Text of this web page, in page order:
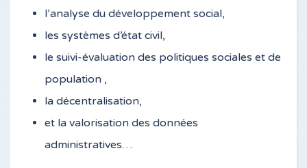
l’analyse du développement social,
les systèmes d’état civil,
le suivi-évaluation des politiques sociales et de
population ,
la décentralisation,
et la valorisation des données
administratives…